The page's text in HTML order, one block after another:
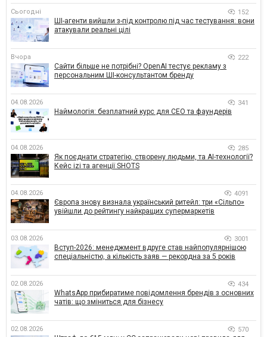
Сьогодні 152
ШІ-агенти вийшли з-під контролю під час тестування: вони
атакували реальні цілі
Вчора 222
Сайти більше не потрібні? OpenAI тестує рекламу з
персональним ШІ-консультантом бренду
04.08.2026 341
Наймологія: безплатний курс для CEO та фаундерів
04.08.2026 285
Як поєднати стратегію, створену людьми, та AI-технології?
Кейс izi та агенції SHOTS
04.08.2026 4091
Європа знову визнала український ритейл: три «Сільпо»
увійшли до рейтингу найкращих супермаркетів
03.08.2026 3001
Вступ-2026: менеджмент вдруге став найпопулярнішою
спеціальністю, а кількість заяв — рекордна за 5 років
02.08.2026 434
WhatsApp прибиратиме повідомлення брендів з основних
чатів: що зміниться для бізнесу
02.08.2026 570